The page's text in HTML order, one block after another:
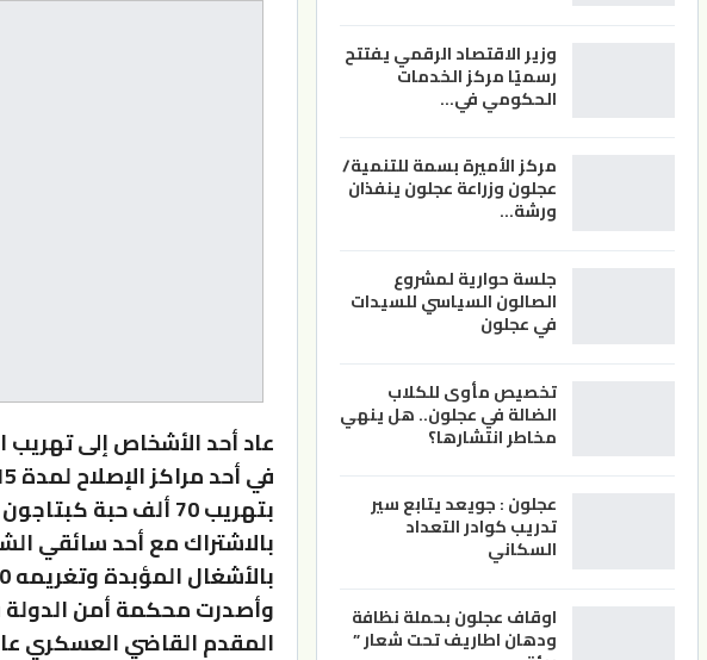
عاد أحد الأشخاص إلى تهريب
بتهريب 70 ألف حبة
بالاشتراك مع أحد سائقي
بالأشغال المؤبدة وتغريمه 20 ألف دينار.
وأصدرت محكمة أمن الدولة
المقدم القاضي العسكري
وزير الاقتصاد الرقمي يفتتح
رسميًا مركز الخدمات
الحكومي في…
مركز الأميرة بسمة للتنمية/
عجلون وزراعة عجلون ينفذان
ورشة…
جلسة حوارية لمشروع
الصالون السياسي للسيدات
في عجلون
تخصيص مأوى للكلاب
الضالة في عجلون.. هل ينهي
مخاطر انتشارها؟
عجلون : جويعد يتابع سير
تدريب كوادر التعداد
السكاني
اوقاف عجلون بحملة نظافة
ودهان اطاريف تحت شعار ”